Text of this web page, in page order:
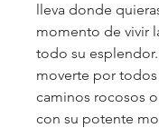
lleva donde
momento de vivir
todo su
moverte por todos
caminos rocosos
con su potente